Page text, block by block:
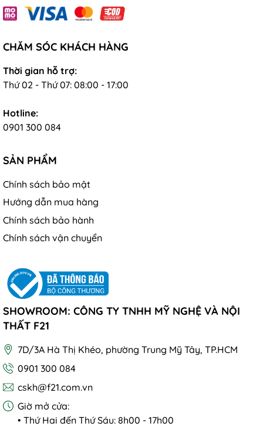
CHĂM SÓC KHÁCH HÀNG
Thời gian hỗ trợ:
Thứ 02 - Thứ 07: 08:00 - 17:00
Hotline:
0901 300 084
SẢN PHẨM
Chính sách bảo mật
Hướng dẫn mua hàng
Chính sách bảo hành
Chính sách vận chuyển
SHOWROOM: CÔNG TY TNHH MỸ NGHỆ VÀ NỘI
THẤT F21
7D/3A Hà Thị Khéo, phường Trung Mỹ Tây, TP.HCM
0901 300 084
cskh@f21.com.vn
Giờ mở cửa:
• Thứ Hai đến Thứ Sáu: 8h00 - 17h00